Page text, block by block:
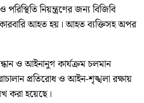
নিয়ন্ত্রণের জন্য বিজিবি
আহত হয়। আহত ব্যক্তিসহ অপর
ও আইনানুগ কার্যক্রম চলমান
প্রতিরোধ ও আইন-শৃঙ্খলা রক্ষায়
করা হয়েছে।